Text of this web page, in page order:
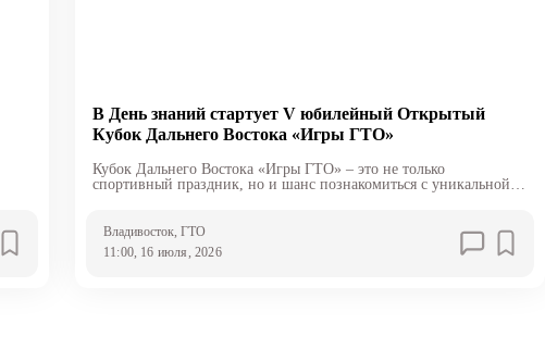
В День знаний стартует V юбилейный Открытый
Кубок Дальнего Востока «Игры ГТО»
Кубок Дальнего Востока «Игры ГТО» – это не только
спортивный праздник, но и шанс познакомиться с уникальной
Владивосток, ГТО
11:00, 16 июля, 2026